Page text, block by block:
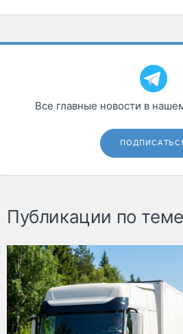
Все главные новости в
Публикации по теме